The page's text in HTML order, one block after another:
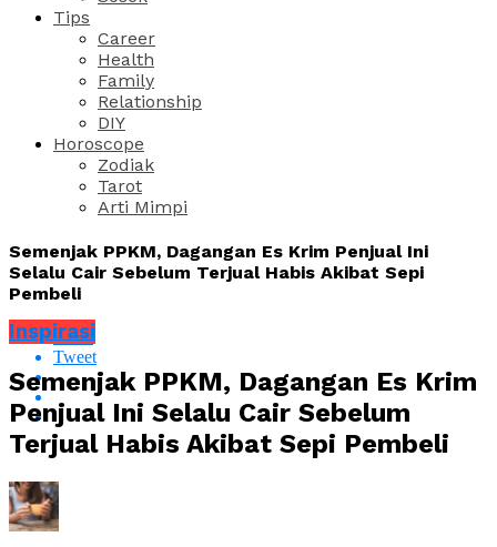
Tips
Career
Health
Family
Relationship
DIY
Horoscope
Zodiak
Tarot
Arti Mimpi
Semenjak PPKM, Dagangan Es Krim Penjual Ini
Selalu Cair Sebelum Terjual Habis Akibat Sepi
Pembeli
Share
Tweet
Inspirasi
Semenjak PPKM, Dagangan Es Krim
Penjual Ini Selalu Cair Sebelum
Terjual Habis Akibat Sepi Pembeli